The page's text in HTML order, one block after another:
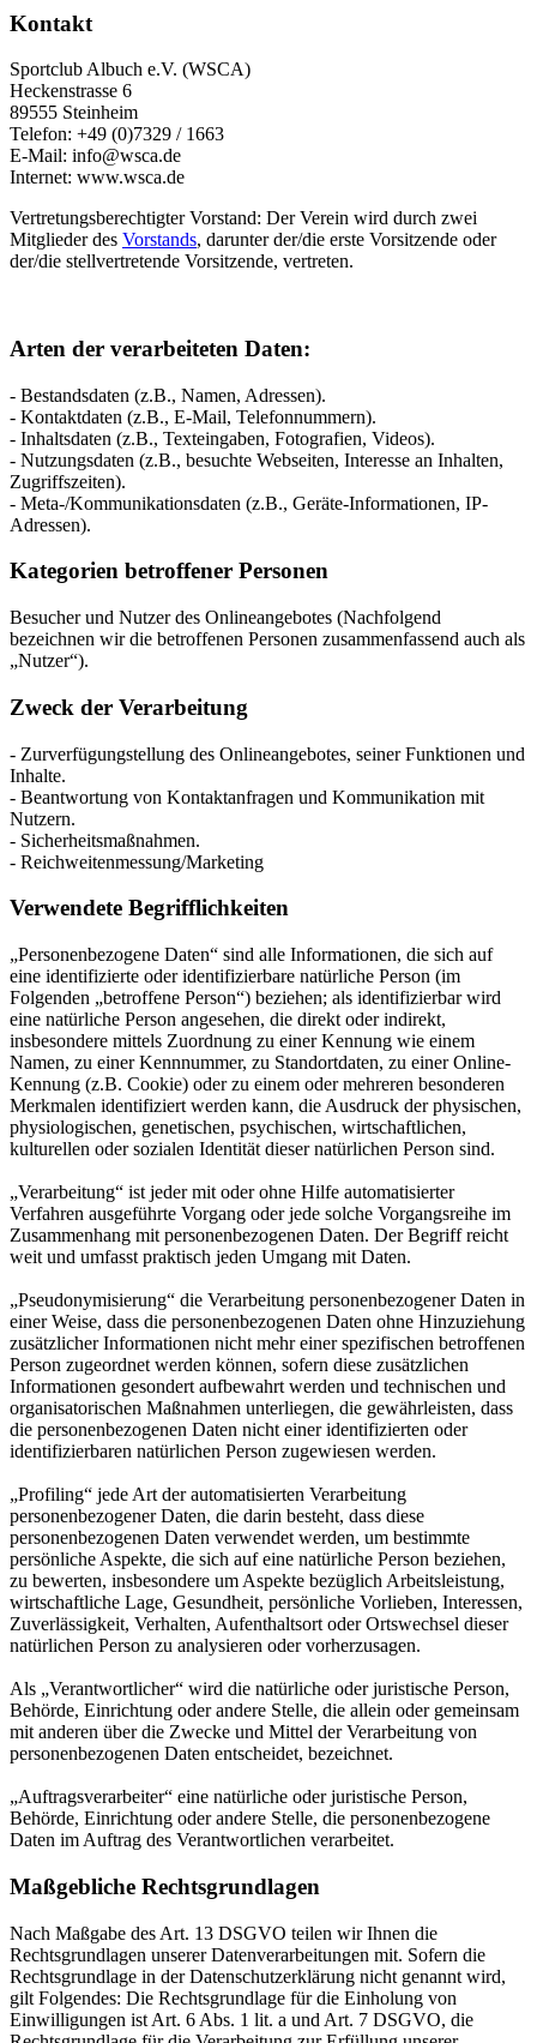
Kontakt
Sportclub Albuch e.V. (WSCA)
Heckenstrasse 6
89555 Steinheim
Telefon: +49 (0)7329 / 1663
E-Mail: info@wsca.de
Internet: www.wsca.de
Vertretungsberechtigter Vorstand: Der Verein wird durch zwei
Mitglieder des Vorstands, darunter der/die erste Vorsitzende oder
der/die stellvertretende Vorsitzende, vertreten.
Arten der verarbeiteten Daten:
- Bestandsdaten (z.B., Namen, Adressen).
- Kontaktdaten (z.B., E-Mail, Telefonnummern).
- Inhaltsdaten (z.B., Texteingaben, Fotografien, Videos).
- Nutzungsdaten (z.B., besuchte Webseiten, Interesse an Inhalten,
Zugriffszeiten).
- Meta-/Kommunikationsdaten (z.B., Geräte-Informationen, IP-
Adressen).
Kategorien betroffener Personen
Besucher und Nutzer des Onlineangebotes (Nachfolgend
bezeichnen wir die betroffenen Personen zusammenfassend auch als
„Nutzer“).
Zweck der Verarbeitung
- Zurverfügungstellung des Onlineangebotes, seiner Funktionen und
Inhalte.
- Beantwortung von Kontaktanfragen und Kommunikation mit
Nutzern.
- Sicherheitsmaßnahmen.
- Reichweitenmessung/Marketing
Verwendete Begrifflichkeiten
„Personenbezogene Daten“ sind alle Informationen, die sich auf
eine identifizierte oder identifizierbare natürliche Person (im
Folgenden „betroffene Person“) beziehen; als identifizierbar wird
eine natürliche Person angesehen, die direkt oder indirekt,
insbesondere mittels Zuordnung zu einer Kennung wie einem
Namen, zu einer Kennnummer, zu Standortdaten, zu einer Online-
Kennung (z.B. Cookie) oder zu einem oder mehreren besonderen
Merkmalen identifiziert werden kann, die Ausdruck der physischen,
physiologischen, genetischen, psychischen, wirtschaftlichen,
kulturellen oder sozialen Identität dieser natürlichen Person sind.
„Verarbeitung“ ist jeder mit oder ohne Hilfe automatisierter
Verfahren ausgeführte Vorgang oder jede solche Vorgangsreihe im
Zusammenhang mit personenbezogenen Daten. Der Begriff reicht
weit und umfasst praktisch jeden Umgang mit Daten.
„Pseudonymisierung“ die Verarbeitung personenbezogener Daten in
einer Weise, dass die personenbezogenen Daten ohne Hinzuziehung
zusätzlicher Informationen nicht mehr einer spezifischen betroffenen
Person zugeordnet werden können, sofern diese zusätzlichen
Informationen gesondert aufbewahrt werden und technischen und
organisatorischen Maßnahmen unterliegen, die gewährleisten, dass
die personenbezogenen Daten nicht einer identifizierten oder
identifizierbaren natürlichen Person zugewiesen werden.
„Profiling“ jede Art der automatisierten Verarbeitung
personenbezogener Daten, die darin besteht, dass diese
personenbezogenen Daten verwendet werden, um bestimmte
persönliche Aspekte, die sich auf eine natürliche Person beziehen,
zu bewerten, insbesondere um Aspekte bezüglich Arbeitsleistung,
wirtschaftliche Lage, Gesundheit, persönliche Vorlieben, Interessen,
Zuverlässigkeit, Verhalten, Aufenthaltsort oder Ortswechsel dieser
natürlichen Person zu analysieren oder vorherzusagen.
Als „Verantwortlicher“ wird die natürliche oder juristische Person,
Behörde, Einrichtung oder andere Stelle, die allein oder gemeinsam
mit anderen über die Zwecke und Mittel der Verarbeitung von
personenbezogenen Daten entscheidet, bezeichnet.
„Auftragsverarbeiter“ eine natürliche oder juristische Person,
Behörde, Einrichtung oder andere Stelle, die personenbezogene
Daten im Auftrag des Verantwortlichen verarbeitet.
Maßgebliche Rechtsgrundlagen
Nach Maßgabe des Art. 13 DSGVO teilen wir Ihnen die
Rechtsgrundlagen unserer Datenverarbeitungen mit. Sofern die
Rechtsgrundlage in der Datenschutzerklärung nicht genannt wird,
gilt Folgendes: Die Rechtsgrundlage für die Einholung von
Einwilligungen ist Art. 6 Abs. 1 lit. a und Art. 7 DSGVO, die